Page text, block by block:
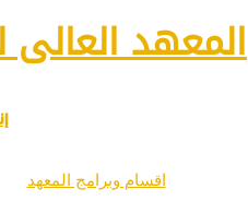
المعهد العالى
اقسام وبرامج المعهد